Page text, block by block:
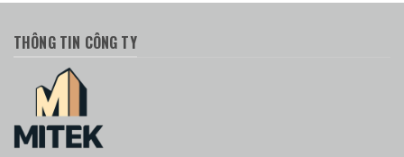
THÔNG TIN CÔNG TY